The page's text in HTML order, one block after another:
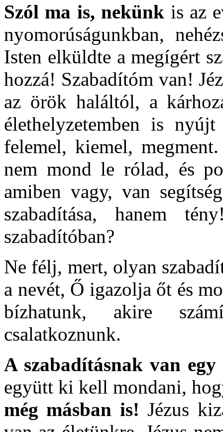
Szól ma is, nekünk is az
nyomorúságunkban,
Isten elküldte a megígért
hozzá! Szabadítóm van!
az örök haláltól, a
élethelyzetemben is
felemel, kiemel,
nem mond le rólad, és
amiben vagy, van
szabadítása, hanem
szabadítóban?
Ne félj, mert, olyan
a nevét, Ő igazolja őt és
bízhatunk, akire
csalatkoznunk.
A szabadításnak van
együtt ki kell mondani,
még másban is!Jézus